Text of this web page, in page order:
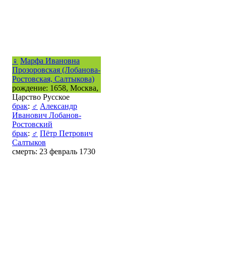
♀ Марфа Ивановна
Прозоровская (Лобанова-
Ростовская, Салтыкова)
рождение: 1658, Москва,
Царство Русское
брак: ♂ Александр
Иванович Лобанов-
Ростовский
брак: ♂ Пётр Петрович
Салтыков
смерть: 23 февраль 1730